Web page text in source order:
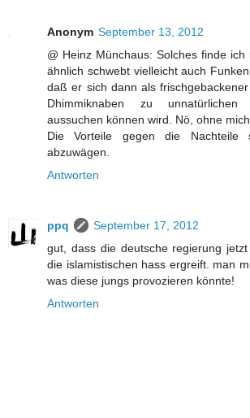
Anonym September 13, 2012
@ Heinz Münchaus: Solches finde
ähnlich schwebt vielleicht auch
daß er sich dann als
Dhimmiknaben zu unnatürlichen
aussuchen können wird. Nö, ohne mich.
Die Vorteile gegen die Nachteile
abzuwägen.
Antworten
ppq
September 17, 2012
gut, dass die deutsche regierung
die islamistischen hass ergreift. man
was diese jungs provozieren könnte!
Antworten